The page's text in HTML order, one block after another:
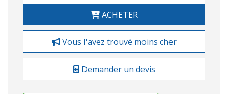
ACHETER
Vous l'avez trouvé moins cher
Demander un devis